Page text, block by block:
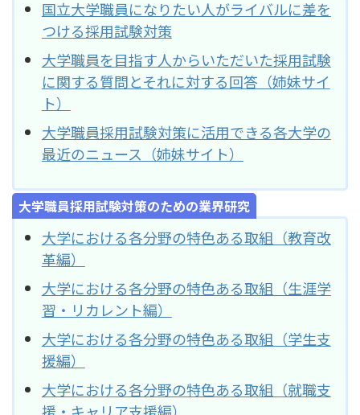
国立大学職員になりたい人がライバルに差を
つける採用試験対策
大学職員を目指す人からいただいた採用試験
に関する質問とそれに対する回答（姉妹サイ
ト）
大学職員採用試験対策に活用できる各大学の
最近のニュース（姉妹サイト）
大学職員採用試験対策のための業界研究
大学における各分野の特色ある取組（教育改
革編）
大学における各分野の特色ある取組（生涯学
習・リカレント編）
大学における各分野の特色ある取組（学生支
援編）
大学における各分野の特色ある取組（就職支
援・キャリア支援編）